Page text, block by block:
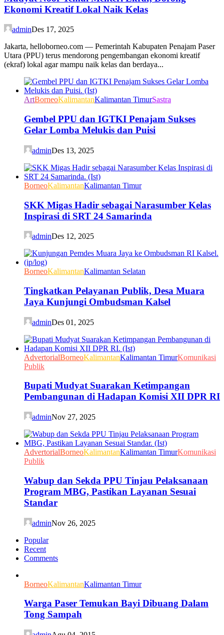
Ekonomi Kreatif Lokal Naik Kelas
adminDes 17, 2025
Jakarta, helloborneo.com — Pemerintah Kabupaten Penajam Paser
Utara (PPU) terus mendorong pengembangan ekonomi kreatif
(ekraf) lokal agar mampu naik kelas dan berdaya...
ArtBorneoKalimantanKalimantan TimurSastra
Gembel PPU dan IGTKI Penajam Sukses
Gelar Lomba Melukis dan Puisi
adminDes 13, 2025
BorneoKalimantanKalimantan Timur
SKK Migas Hadir sebagai Narasumber Kelas
Inspirasi di SRT 24 Samarinda
adminDes 12, 2025
BorneoKalimantanKalimantan Selatan
Tingkatkan Pelayanan Publik, Desa Muara
Jaya Kunjungi Ombudsman Kalsel
adminDes 01, 2025
AdvertorialBorneoKalimantanKalimantan TimurKomunikasi
Publik
Bupati Mudyat Suarakan Ketimpangan
Pembangunan di Hadapan Komisi XII DPR RI
adminNov 27, 2025
AdvertorialBorneoKalimantanKalimantan TimurKomunikasi
Publik
Wabup dan Sekda PPU Tinjau Pelaksanaan
Program MBG, Pastikan Layanan Sesuai
Standar
adminNov 26, 2025
Popular
Recent
Comments
BorneoKalimantanKalimantan Timur
Warga Paser Temukan Bayi Dibuang Dalam
Tong Sampah